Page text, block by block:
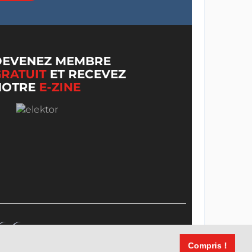
Compris !
MEMBRE
ET RECEVEZ
E-ZINE